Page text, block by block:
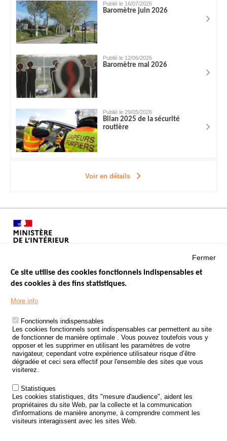
Publié le 16/07/2026
Baromètre juin 2026
Publié le 12/06/2026
Baromètre mai 2026
Publié le 29/05/2026
Bilan 2025 de la sécurité
routière
Voir en détails
Menu
Footer
LES SITES PUBLICS
ÉTAT DE L’INSÉCURITÉ ROUTIÈRE
TRAITEMENT DES DONNÉES PERSONNELLES DES ACCIDENTS DE
LA ROUTE
ETUDES ET RECHERCHES
APPEL À PROJETS
POLITIQUE DE SÉCURITÉ ROUTIÈRE
Outils
AGENDA
Fermer
Ce site utilise des cookies fonctionnels indispensables et
des cookies à des fins statistiques.
More info
Fonctionnels indispensables
Les cookies fonctionnels sont indispensables car permettent au site
de fonctionner de manière optimale . Vous pouvez toutefois vous y
opposer et les supprimer en utilisant les paramètres de votre
navigateur, cependant votre expérience utilisateur risque d’être
dégradée et ceci sera effectif pour l'ensemble des sites que vous
visiterez.
Statistiques
Les cookies statistiques, dits "mesure d'audience", aident les
propriétaires du site Web, par la collecte et la communication
d'informations de manière anonyme, à comprendre comment les
visiteurs interagissent avec les sites Web.